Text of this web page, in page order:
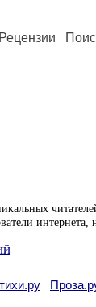
Рецензии